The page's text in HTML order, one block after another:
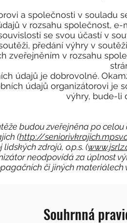
a společnosti v souladu
v rozsahu společnost,
se svou účastí v
předání výhry v
zveřejněním v rozsahu
údajů je dobrovolné.
údajů organizátorovi je
výhry, bude-li
budou zveřejněna po
(http://
zdrojů, o.p.s. (
neodpovídá za úplnost
či jiných materiálech
Souhrnná